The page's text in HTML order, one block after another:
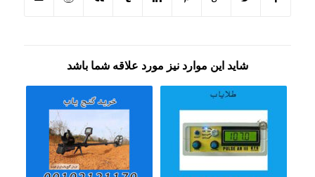
شاید این موارد نیز مورد علاقه شما باشد